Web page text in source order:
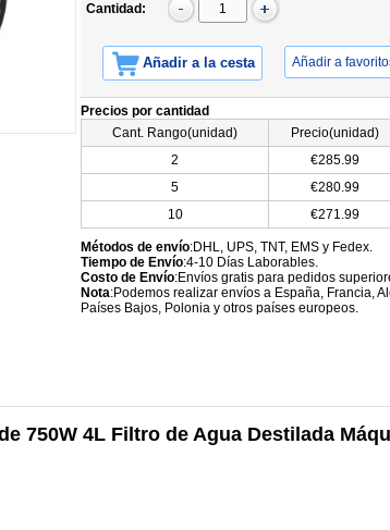
Cantidad:
Añadir a la cesta Añadir a
Precios por cantidad
Cant. Rango(unidad)
Precio(unidad)
2
€285.99
5
€280.99
10
€271.99
Métodos de envío:DHL, UPS, TNT, EMS y Fedex.
Tiempo de Envío:4-10 Días Laborables.
Costo de Envío:Envíos gratis para pedidos
Nota:Podemos realizar envíos a España, Francia,
Países Bajos, Polonia y otros países europeos.
750W 4L Filtro de Agua Destilada